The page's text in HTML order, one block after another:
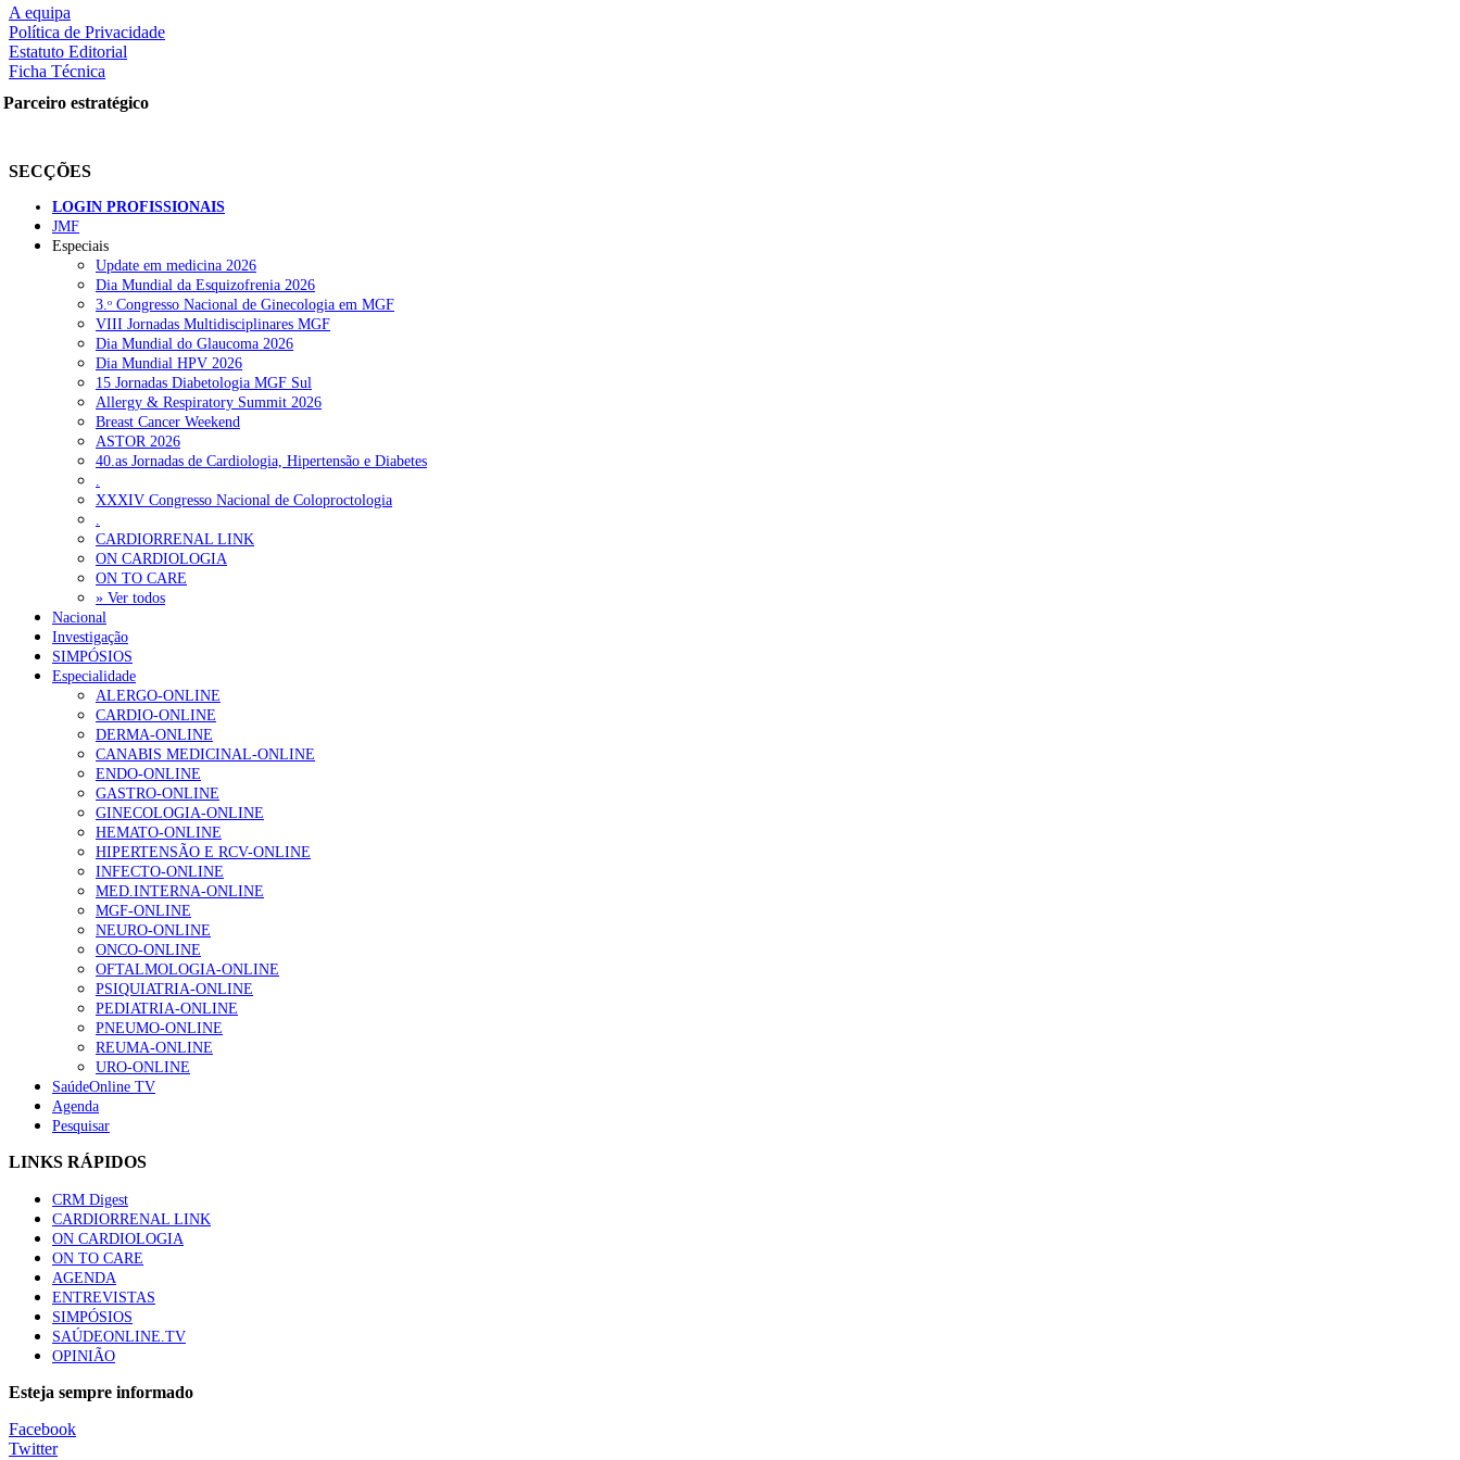
nas redes sociais:
RECENTES
Quase 11.900 jovens recorreram aos cheques psicólogo e nutricionista no primeiro mês
ULS de Coimbra estreia cirurgia endoscópica do ouvido com apoio robótico em Portugal
Enfermeiros exigem esclarecimentos sobre eventual gestão privada da ULS do Algarve
Ordem dos Médicos alerta para riscos no novo sistema de acesso a consultas e cirurgias
Portugal está a formar os médicos de que precisa?
MAIS LIDAS
Enfermagem Forense. “Da urgência ao tribunal, cada gesto conta e cada profissional faz a diferença”
203 visualizações
1.º Episódio do Podcast “Frequência Cardio – Sintoniza-te na Insuficiência Cardíaca” da Bayer
169 visualizações
Alguns milhares de utentes podem ficar sem médico de família com nova regras do registo, alerta associação
132 visualizações
“Os programas de rastreio do cancro do pulmão são custo-efetivos e representam um investimento sustentável para os sistemas de saúde”
93 visualizações
Quase quatro em cada dez doentes com enfarte apresentavam níveis elevados de Lp(a), revela estudo
Trodelvy aprovado para primeira linha no cancro da mama triplo negativo metastático em doentes não elegíveis para inibidores PD-(L)1
61 visualizações
MAIS NOTÍCIAS
30 Nov, 2025
A equipa
Política de Privacidade
Estatuto Editorial
Ficha Técnica
Parceiro estratégico
SECÇÕES
LOGIN PROFISSIONAIS
JMF
Especiais
Update em medicina 2026
Dia Mundial da Esquizofrenia 2026
3.ᵒ Congresso Nacional de Ginecologia em MGF
VIII Jornadas Multidisciplinares MGF
Dia Mundial do Glaucoma 2026
Dia Mundial HPV 2026
15 Jornadas Diabetologia MGF Sul
Allergy & Respiratory Summit 2026
Breast Cancer Weekend
ASTOR 2026
40.as Jornadas de Cardiologia, Hipertensão e Diabetes
.
XXXIV Congresso Nacional de Coloproctologia
.
CARDIORRENAL LINK
ON CARDIOLOGIA
ON TO CARE
» Ver todos
Nacional
Investigação
SIMPÓSIOS
Especialidade
ALERGO-ONLINE
CARDIO-ONLINE
DERMA-ONLINE
CANABIS MEDICINAL-ONLINE
ENDO-ONLINE
GASTRO-ONLINE
GINECOLOGIA-ONLINE
HEMATO-ONLINE
HIPERTENSÃO E RCV-ONLINE
INFECTO-ONLINE
MED.INTERNA-ONLINE
MGF-ONLINE
NEURO-ONLINE
ONCO-ONLINE
OFTALMOLOGIA-ONLINE
PSIQUIATRIA-ONLINE
PEDIATRIA-ONLINE
PNEUMO-ONLINE
REUMA-ONLINE
URO-ONLINE
SaúdeOnline TV
Agenda
Pesquisar
LINKS RÁPIDOS
CRM Digest
CARDIORRENAL LINK
ON CARDIOLOGIA
ON TO CARE
AGENDA
ENTREVISTAS
SIMPÓSIOS
SAÚDEONLINE.TV
OPINIÃO
Esteja sempre informado
Facebook
Twitter